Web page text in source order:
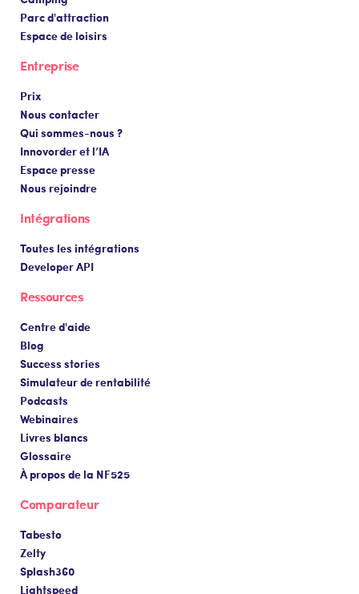
Parc d'attraction
Espace de loisirs
Entreprise
Prix
Nous contacter
Qui sommes-nous ?
Innovorder et l’IA
Espace presse
Nous rejoindre
Intégrations
Toutes les intégrations
Developer API
Ressources
Centre d'aide
Blog
Success stories
Simulateur de rentabilité
Podcasts
Webinaires
Livres blancs
Glossaire
À propos de la NF525
Comparateur
Tabesto
Zelty
Splash360
Lightspeed